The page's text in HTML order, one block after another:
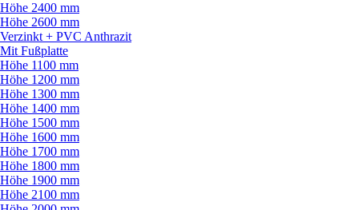
Höhe 2400 mm
Höhe 2600 mm
Verzinkt + PVC Anthrazit
Mit Fußplatte
Höhe 1100 mm
Höhe 1200 mm
Höhe 1300 mm
Höhe 1400 mm
Höhe 1500 mm
Höhe 1600 mm
Höhe 1700 mm
Höhe 1800 mm
Höhe 1900 mm
Höhe 2100 mm